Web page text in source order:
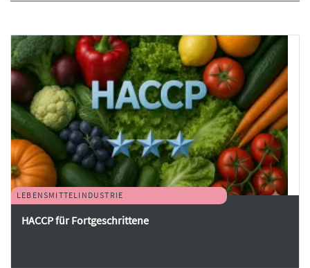
LEBENSMITTELINDUSTRIE
HACCP für Fortgeschrittene